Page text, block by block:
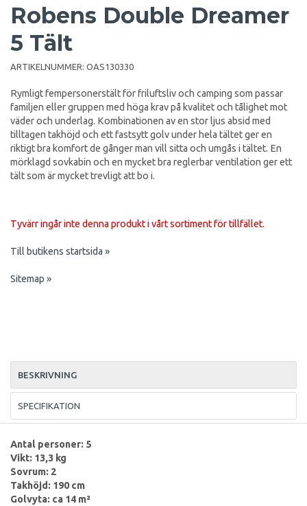
Robens Double Dreamer
5 Tält
ARTIKELNUMMER: OAS130330
Rymligt fempersonerstält för friluftsliv och camping som passar
familjen eller gruppen med höga krav på kvalitet och tålighet mot
väder och underlag. Kombinationen av en stor ljus absid med
tilltagen takhöjd och ett fastsytt golv under hela tältet ger en
riktigt bra komfort de gånger man vill sitta och umgås i tältet. En
mörklagd sovkabin och en mycket bra reglerbar ventilation ger ett
tält som är mycket trevligt att bo i.
Tyvärr ingår inte denna produkt i vårt sortiment för tillfället.
Till butikens startsida »
Sitemap »
BESKRIVNING
SPECIFIKATION
Antal personer: 5
Vikt: 13,3 kg
Sovrum: 2
Takhöjd: 190 cm
Golvyta: ca 14 m²